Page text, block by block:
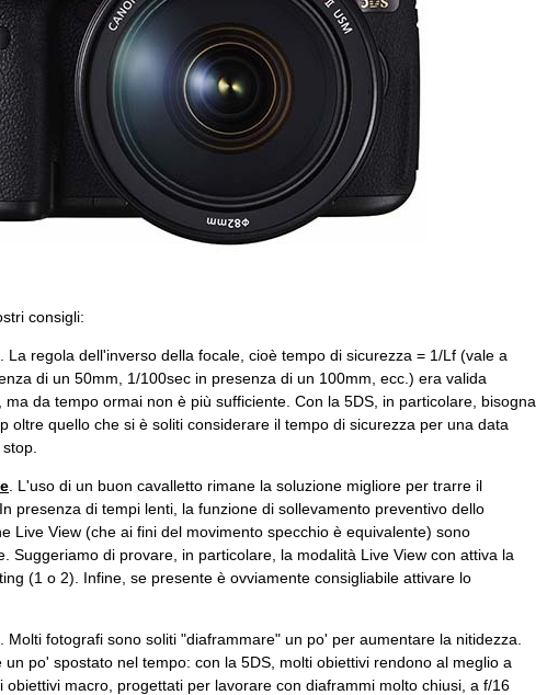
consigli:
. La regola dell'inverso della focale, cioè tempo di sicurezza = 1/Lf (vale a
di un 50mm, 1/100sec in presenza di un 100mm, ecc.) era valida
ma da tempo ormai non è più sufficiente. Con la 5DS, in particolare, bisogna
oltre quello che si è soliti considerare il tempo di sicurezza per una data
. L'uso di un buon cavalletto rimane la soluzione migliore per trarre il
presenza di tempi lenti, la funzione di sollevamento preventivo dello
Live View (che ai fini del movimento specchio è equivalente) sono
Suggeriamo di provare, in particolare, la modalità Live View con attiva la
(1 o 2). Infine, se presente è ovviamente consigliabile attivare lo
. Molti fotografi sono soliti "diaframmare" un po' per aumentare la nitidezza.
un po' spostato nel tempo: con la 5DS, molti obiettivi rendono al meglio a
obiettivi macro, progettati per lavorare con diaframmi molto chiusi, a f/16